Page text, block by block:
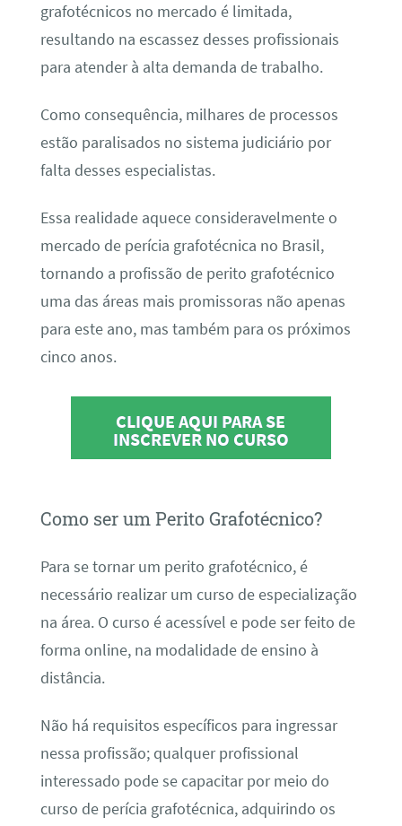
grafotécnicos no mercado é limitada,
resultando na escassez desses profissionais
para atender à alta demanda de trabalho.
Como consequência, milhares de processos
estão paralisados no sistema judiciário por
falta desses especialistas.
Essa realidade aquece consideravelmente o
mercado de perícia grafotécnica no Brasil,
tornando a profissão de perito grafotécnico
uma das áreas mais promissoras não apenas
para este ano, mas também para os próximos
cinco anos.
CLIQUE AQUI PARA SE
INSCREVER NO CURSO
Como ser um Perito Grafotécnico?
Para se tornar um perito grafotécnico, é
necessário realizar um curso de especialização
na área. O curso é acessível e pode ser feito de
forma online, na modalidade de ensino à
distância.
Não há requisitos específicos para ingressar
nessa profissão; qualquer profissional
interessado pode se capacitar por meio do
curso de perícia grafotécnica, adquirindo os